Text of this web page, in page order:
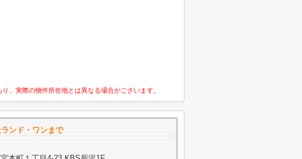
、実際の物件所在地とは異なる場合がございます。
ンド・ワンまで